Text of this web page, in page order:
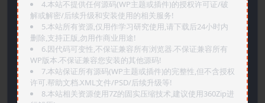
4.本站不提供任何源码(WP主题或插件)的授权许可证/破
解或解密/后续升级和安装使用的相关服务!
5.本站所有资源,仅用作学习研究使用,请下载后24小时内
删除,支持正版,勿用作商业用途!
6.因代码可变性,不保证兼容所有浏览器.不保证兼容所有
WP版本.不保证兼容您安装的其他源码!
7.本站保证所有源码(WP主题或插件)的完整性,但不含授权
许可.帮助文档.XML文件/PSD/后续升级等!
8.本站相关资源使用7Z的固实压缩技术,建议使用360Zip进